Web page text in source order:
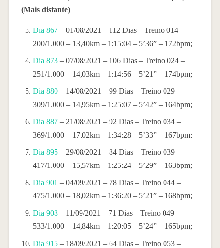
(Mais distante)
Dia 867– 01/08/2021 – 112 Dias – Treino 014 –
200/1.000 – 13,40km – 1:15:04 – 5’36” – 172bpm;
Dia 873– 07/08/2021 – 106 Dias – Treino 024 –
251/1.000 – 14,03km – 1:14:56 – 5’21” – 174bpm;
Dia 880– 14/08/2021 – 99 Dias – Treino 029 –
309/1.000 – 14,95km – 1:25:07 – 5’42” – 164bpm;
Dia 887– 21/08/2021 – 92 Dias – Treino 034 –
369/1.000 – 17,02km – 1:34:28 – 5’33” – 167bpm;
Dia 895– 29/08/2021 – 84 Dias – Treino 039 –
417/1.000 – 15,57km – 1:25:24 – 5’29” – 163bpm;
Dia 901 – 04/09/2021 – 78 Dias – Treino 044 –
475/1.000 – 18,02km – 1:36:20 – 5’21” – 168bpm;
Dia 908– 11/09/2021 – 71 Dias – Treino 049 –
533/1.000 – 14,84km – 1:20:05 – 5’24” – 165bpm;
Dia 915– 18/09/2021 – 64 Dias – Treino 053 –